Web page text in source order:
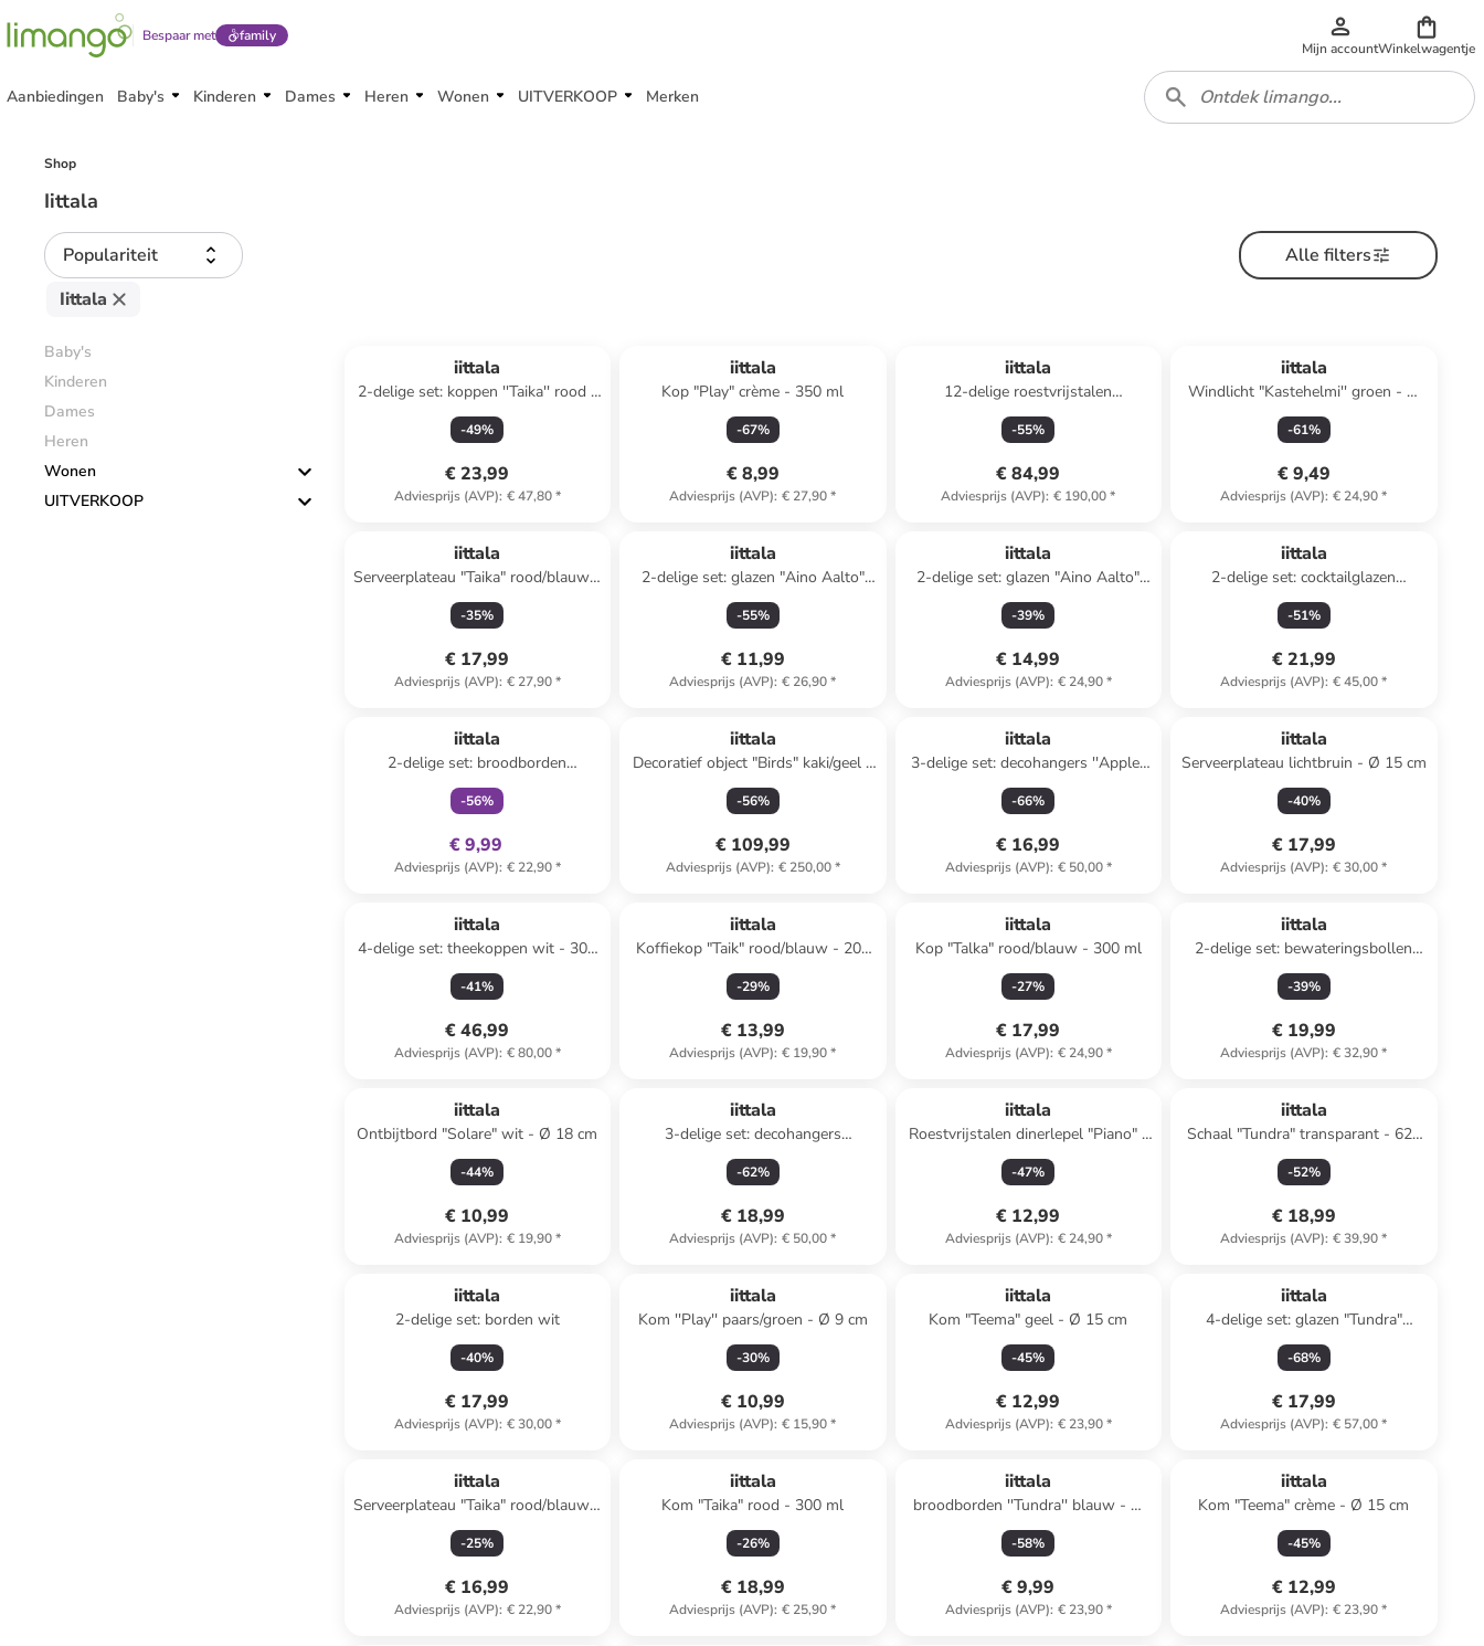
Bespaar met family
Mijn accountWinkelwagentje
Aanbiedingen Baby's Kinderen Dames Heren Wonen UITVERKOOP Merken
Shop
Iittala
Populariteit
Alle filters
Iittala
Baby's
Kinderen
Dames
Heren
Wonen
UITVERKOOP
iittala
2-delige set: koppen ''Taika'' rood -
300 ml
-49%
€ 23,99
Adviesprijs (AVP): € 47,80*
iittala
Kop "Play" crème - 350 ml
-67%
€ 8,99
Adviesprijs (AVP): € 27,90*
iittala
12-delige roestvrijstalen
dessertbestekset
-55%
€ 84,99
Adviesprijs (AVP): € 190,00*
iittala
Windlicht "Kastehelmi'' groen - Ø
6,4 cm
-61%
€ 9,49
Adviesprijs (AVP): € 24,90*
iittala
Serveerplateau "Taika" rood/blauw -
(L)24 x (B)12 cm
-35%
€ 17,99
Adviesprijs (AVP): € 27,90*
iittala
2-delige set: glazen "Aino Aalto"
groen - 330 ml
-55%
€ 11,99
Adviesprijs (AVP): € 26,90*
iittala
2-delige set: glazen "Aino Aalto"
groen - 220 ml
-39%
€ 14,99
Adviesprijs (AVP): € 24,90*
iittala
2-delige set: cocktailglazen
"Essence" - 310 ml
-51%
€ 21,99
Adviesprijs (AVP): € 45,00*
iittala
2-delige set: broodborden
"Kastehelmi" - Ø 17 cm
-56%
€ 9,99
Adviesprijs (AVP): € 22,90*
iittala
Decoratief object "Birds" kaki/geel -
(B)6 x (H)9,5 cm
-56%
€ 109,99
Adviesprijs (AVP): € 250,00*
iittala
3-delige set: decohangers ''Apple''
rood - (L)9 cm
-66%
€ 16,99
Adviesprijs (AVP): € 50,00*
iittala
Serveerplateau lichtbruin - Ø 15 cm
-40%
€ 17,99
Adviesprijs (AVP): € 30,00*
iittala
4-delige set: theekoppen wit - 300
ml
-41%
€ 46,99
Adviesprijs (AVP): € 80,00*
iittala
Koffiekop "Taik" rood/blauw - 200
ml
-29%
€ 13,99
Adviesprijs (AVP): € 19,90*
iittala
Kop "Talka" rood/blauw - 300 ml
-27%
€ 17,99
Adviesprijs (AVP): € 24,90*
iittala
2-delige set: bewateringsbollen
transparant
-39%
€ 19,99
Adviesprijs (AVP): € 32,90*
iittala
Ontbijtbord "Solare" wit - Ø 18 cm
-44%
€ 10,99
Adviesprijs (AVP): € 19,90*
iittala
3-delige set: decohangers
lichtroze/lichtblauw/zilverkleurig -
(L)7,3 cm
-62%
€ 18,99
Adviesprijs (AVP): € 50,00*
iittala
Roestvrijstalen dinerlepel "Piano" -
(L)20 cm
-47%
€ 12,99
Adviesprijs (AVP): € 24,90*
iittala
Schaal "Tundra" transparant - 620
ml
-52%
€ 18,99
Adviesprijs (AVP): € 39,90*
iittala
2-delige set: borden wit
-40%
€ 17,99
Adviesprijs (AVP): € 30,00*
iittala
Kom ''Play'' paars/groen - Ø 9 cm
-30%
€ 10,99
Adviesprijs (AVP): € 15,90*
iittala
Kom "Teema" geel - Ø 15 cm
-45%
€ 12,99
Adviesprijs (AVP): € 23,90*
iittala
4-delige set: glazen "Tundra"
transparant - 160 ml
-68%
€ 17,99
Adviesprijs (AVP): € 57,00*
iittala
Serveerplateau "Taika" rood/blauw -
(L)12 x (B)12 cm
-25%
€ 16,99
Adviesprijs (AVP): € 22,90*
iittala
Kom "Taika" rood - 300 ml
-26%
€ 18,99
Adviesprijs (AVP): € 25,90*
iittala
broodborden ''Tundra'' blauw - Ø
15,4 cm
-58%
€ 9,99
Adviesprijs (AVP): € 23,90*
iittala
Kom "Teema" crème - Ø 15 cm
-45%
€ 12,99
Adviesprijs (AVP): € 23,90*